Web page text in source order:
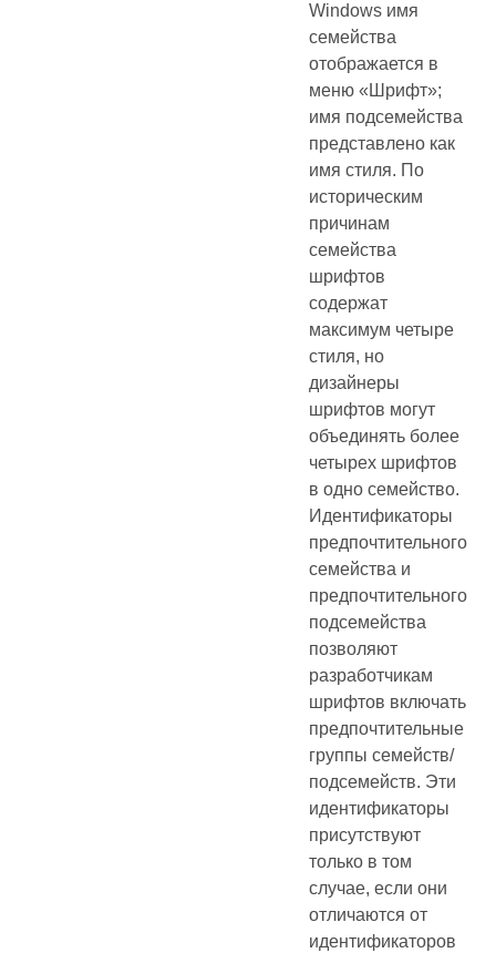
Windows имя
семейства
отображается в
меню «Шрифт»;
имя подсемейства
представлено как
имя стиля. По
историческим
причинам
семейства
шрифтов
содержат
максимум четыре
стиля, но
дизайнеры
шрифтов могут
объединять более
четырех шрифтов
в одно семейство.
Идентификаторы
предпочтительного
семейства и
предпочтительного
подсемейства
позволяют
разработчикам
шрифтов включать
предпочтительные
группы семейств/
подсемейств. Эти
идентификаторы
присутствуют
только в том
случае, если они
отличаются от
идентификаторов